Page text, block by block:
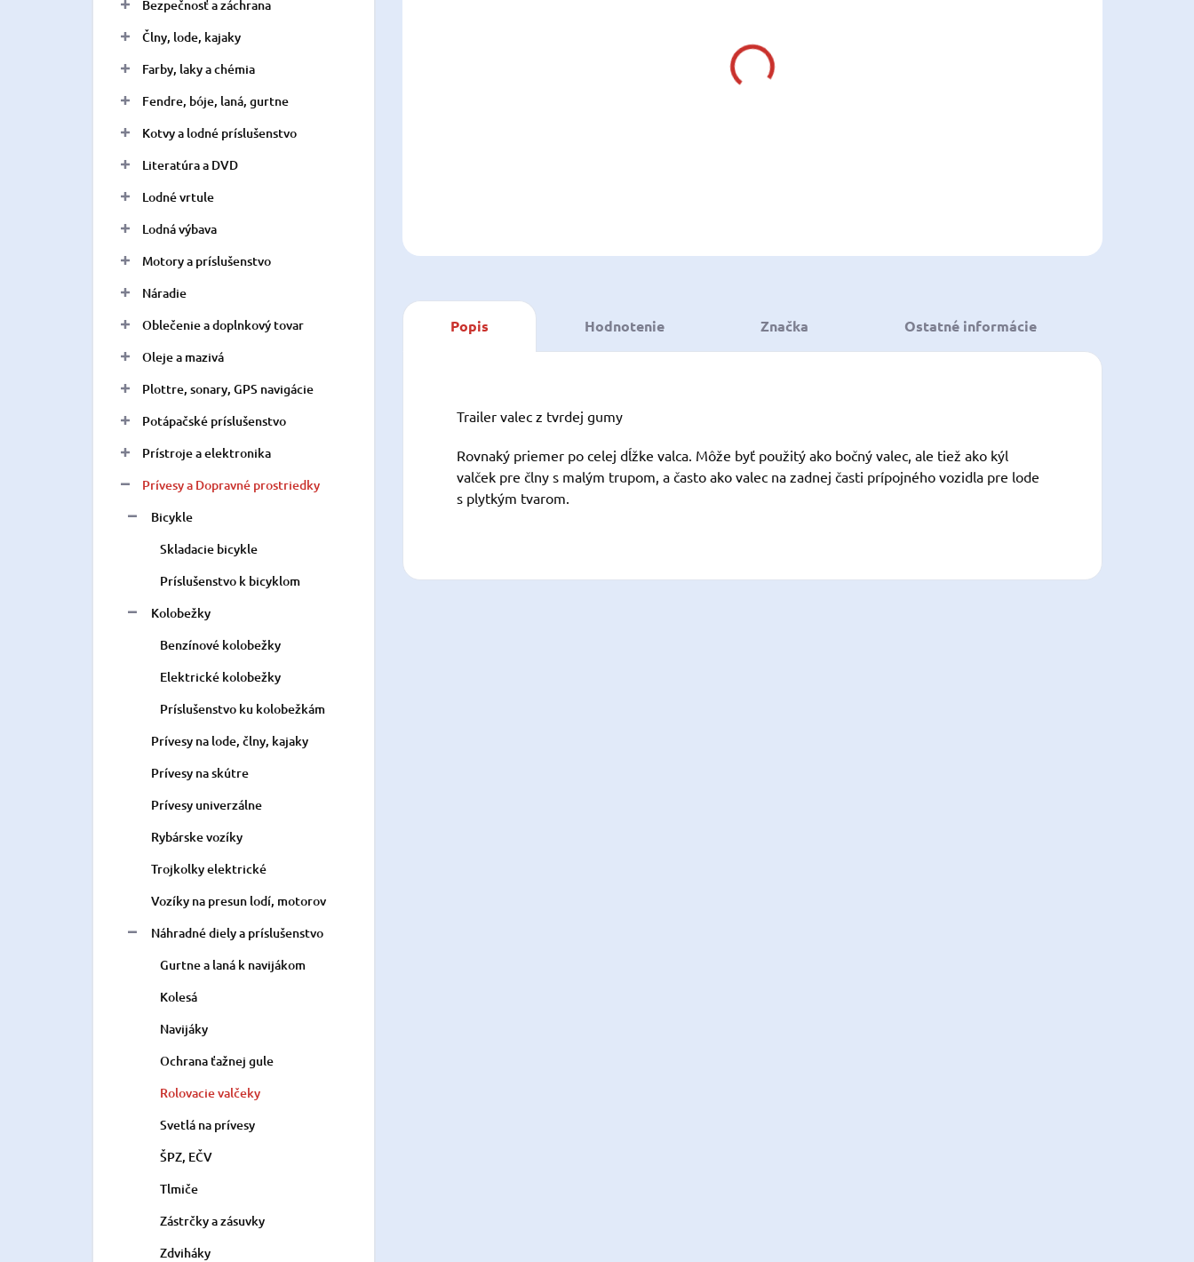
Bezpečnosť a záchrana
Člny, lode, kajaky
Farby, laky a chémia
Fendre, bóje, laná, gurtne
Kotvy a lodné príslušenstvo
Literatúra a DVD
Lodné vrtule
Lodná výbava
Motory a príslušenstvo
Náradie
Oblečenie a doplnkový tovar
Oleje a mazivá
Plottre, sonary, GPS navigácie
Potápačské príslušenstvo
Prístroje a elektronika
Prívesy a Dopravné prostriedky
Bicykle
Skladacie bicykle
Príslušenstvo k bicyklom
Kolobežky
Benzínové kolobežky
Elektrické kolobežky
Príslušenstvo ku kolobežkám
Prívesy na lode, člny, kajaky
Prívesy na skútre
Prívesy univerzálne
Rybárske vozíky
Trojkolky elektrické
Vozíky na presun lodí, motorov
Náhradné diely a príslušenstvo
Gurtne a laná k navijákom
Kolesá
Navijáky
Ochrana ťažnej gule
Rolovacie valčeky
Svetlá na prívesy
ŠPZ, EČV
Tlmiče
Zástrčky a zásuvky
Zdviháky
MOŽNOSTI
DORUČENIA
Popis Hodnotenie Značka Ostatné informácie
Trailer valec z tvrdej gumy
Rovnaký priemer po celej dĺžke valca. Môže byť použitý ako bočný valec, ale tiež ako kýl
valček pre člny s malým trupom, a často ako valec na zadnej časti prípojného vozidla pre lode
s plytkým tvarom.